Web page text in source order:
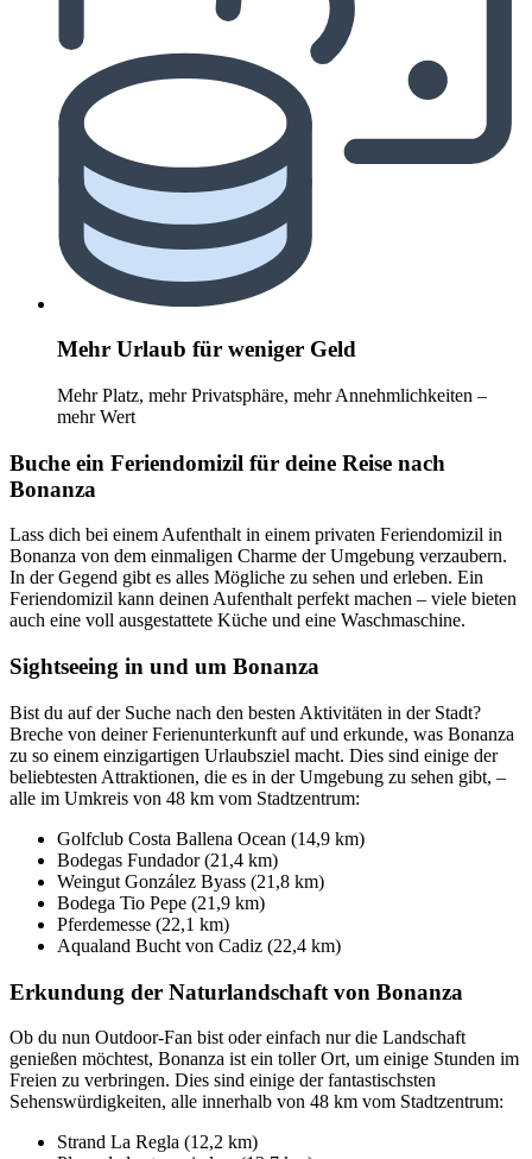
Mehr Urlaub für weniger Geld
Mehr Platz, mehr Privatsphäre, mehr Annehmlichkeiten –
mehr Wert
Buche ein Feriendomizil für deine Reise nach
Bonanza
Lass dich bei einem Aufenthalt in einem privaten Feriendomizil in
Bonanza von dem einmaligen Charme der Umgebung verzaubern.
In der Gegend gibt es alles Mögliche zu sehen und erleben. Ein
Feriendomizil kann deinen Aufenthalt perfekt machen – viele bieten
auch eine voll ausgestattete Küche und eine Waschmaschine.
Sightseeing in und um Bonanza
Bist du auf der Suche nach den besten Aktivitäten in der Stadt?
Breche von deiner Ferienunterkunft auf und erkunde, was Bonanza
zu so einem einzigartigen Urlaubsziel macht. Dies sind einige der
beliebtesten Attraktionen, die es in der Umgebung zu sehen gibt, –
alle im Umkreis von 48 km vom Stadtzentrum:
Golfclub Costa Ballena Ocean (14,9 km)
Bodegas Fundador (21,4 km)
Weingut González Byass (21,8 km)
Bodega Tio Pepe (21,9 km)
Pferdemesse (22,1 km)
Aqualand Bucht von Cadiz (22,4 km)
Erkundung der Naturlandschaft von Bonanza
Ob du nun Outdoor-Fan bist oder einfach nur die Landschaft
genießen möchtest, Bonanza ist ein toller Ort, um einige Stunden im
Freien zu verbringen. Dies sind einige der fantastischsten
Sehenswürdigkeiten, alle innerhalb von 48 km vom Stadtzentrum:
Strand La Regla (12,2 km)